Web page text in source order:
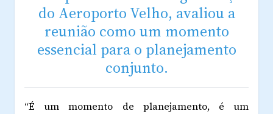
do Aeroporto Velho, avaliou a
reunião como um momento
essencial para o planejamento
conjunto.
“É um momento de planejamento, é um